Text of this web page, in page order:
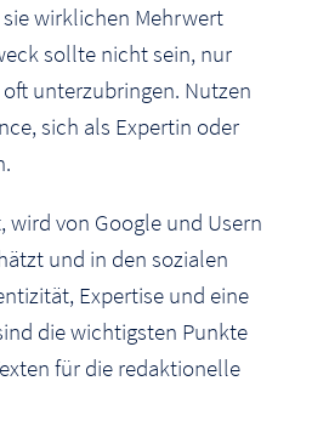
wirklichen Mehrwert
sollte nicht sein, nur
unterzubringen. Nutzen
sich als Expertin oder
wird von Google und Usern
und in den sozialen
Expertise und eine
die wichtigsten Punkte
für die redaktionelle